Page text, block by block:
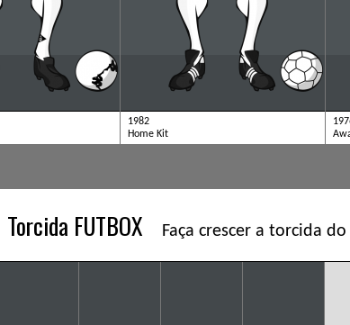
1982
Home Kit
Torcida FUTBOX Faça crescer a torcida